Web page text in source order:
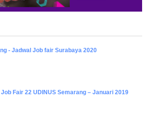
- Jadwal Job fair Surabaya 2020
Fair 22 UDINUS Semarang – Januari 2019